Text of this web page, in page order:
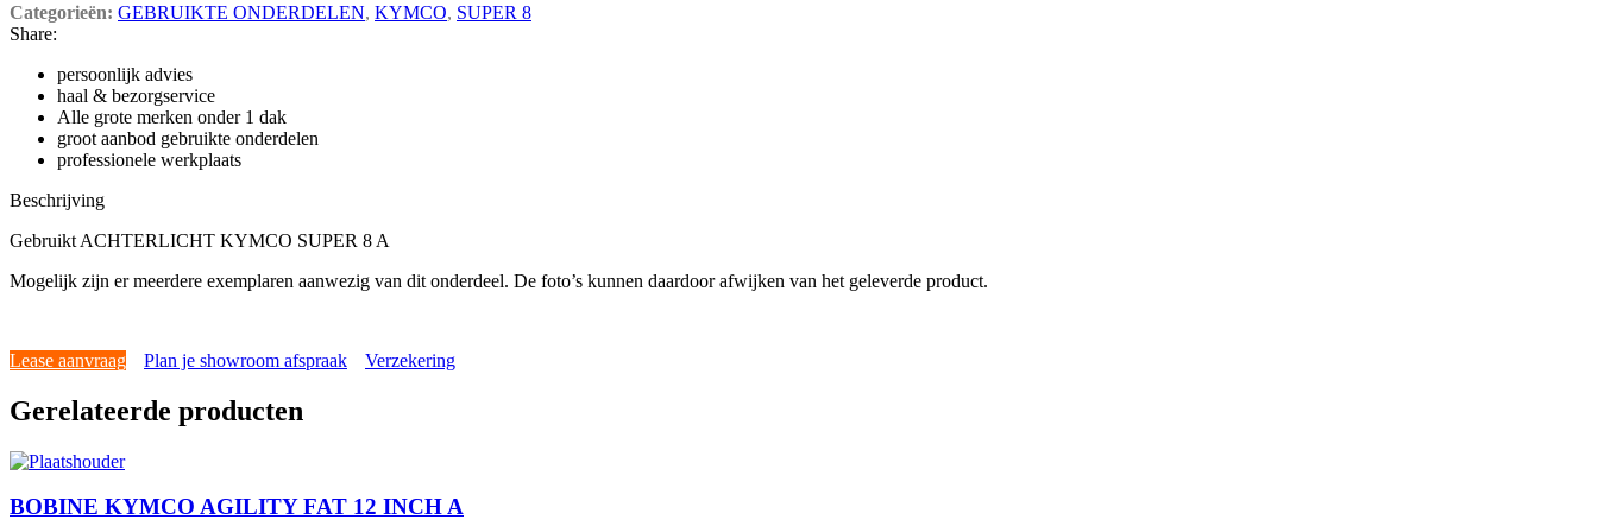
Categorieën: GEBRUIKTE ONDERDELEN, KYMCO, SUPER 8
Share:
persoonlijk advies
haal & bezorgservice
Alle grote merken onder 1 dak
groot aanbod gebruikte onderdelen
professionele werkplaats
Beschrijving
Gebruikt ACHTERLICHT KYMCO SUPER 8 A
Mogelijk zijn er meerdere exemplaren aanwezig van dit onderdeel. De foto’s kunnen daardoor afwijken van het geleverde product.
Lease aanvraag Plan je showroom afspraak Verzekering
Gerelateerde producten
BOBINE KYMCO AGILITY FAT 12 INCH A